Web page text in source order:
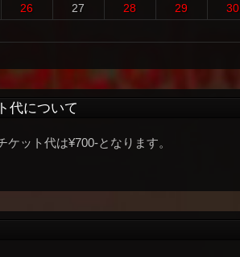
26 27 28 29
30
代について
ケット代は¥700-となります。